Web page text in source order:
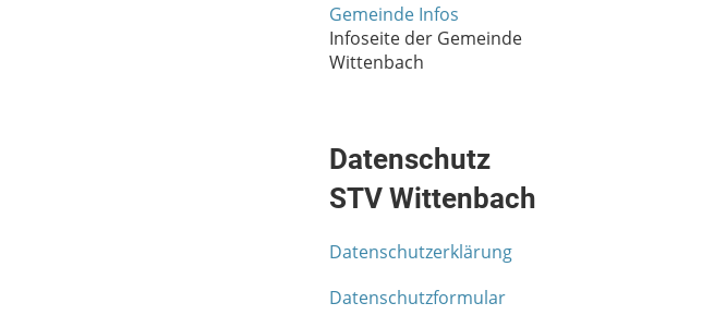
Gemeinde Infos
Infoseite der Gemeinde
Wittenbach
Datenschutz
STV Wittenbach
Datenschutzerklärung
Datenschutzformular